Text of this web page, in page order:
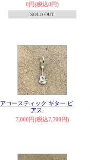
0円(税込0円)
SOLD OUT
アコースティック ギター ピ
アス
7,000円(税込7,700円)